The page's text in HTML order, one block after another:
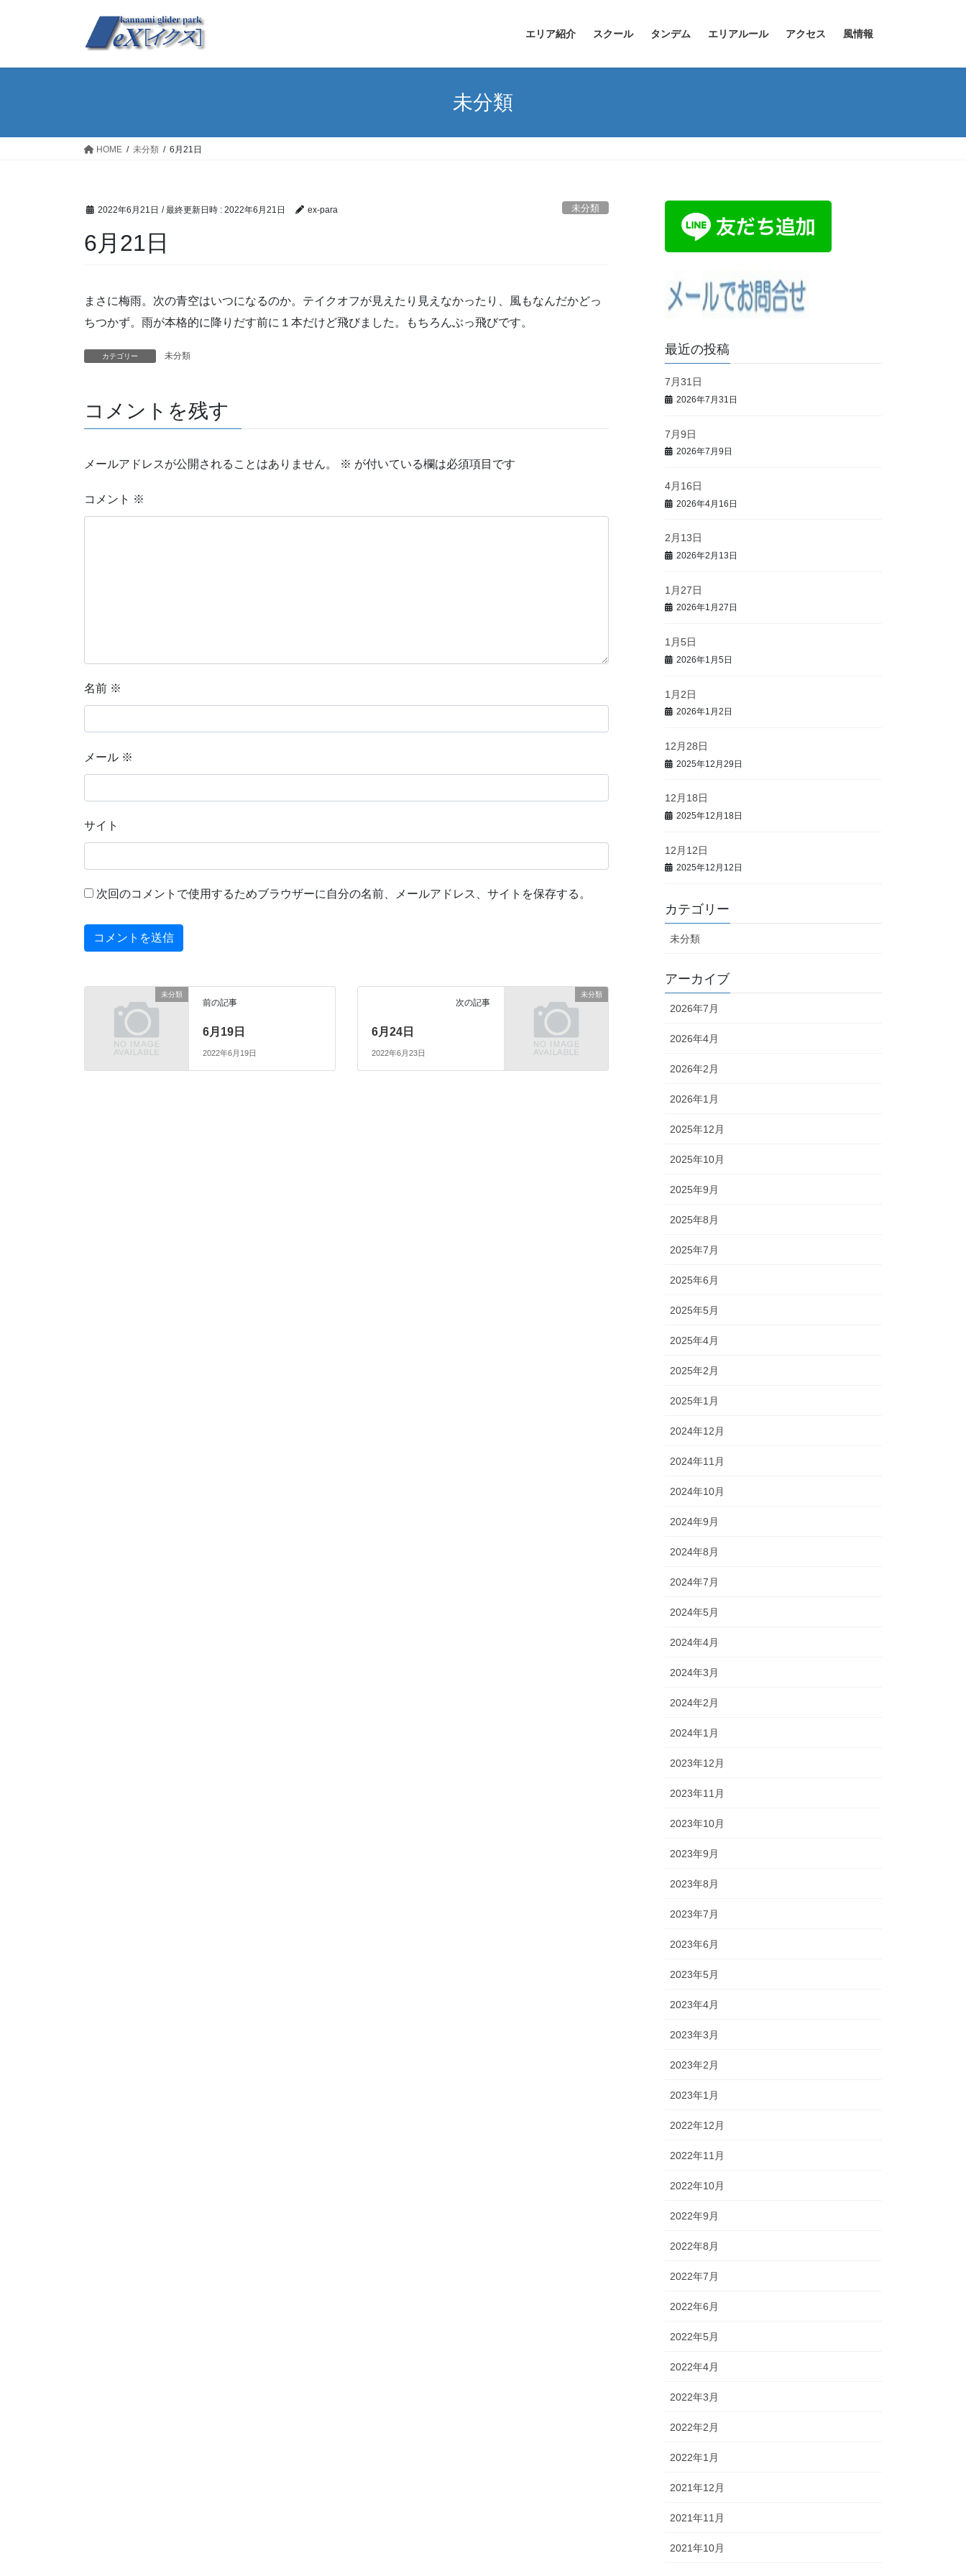
エリア紹介 スクール タンデム エリアルール アクセス 風情報
未分類
HOME 未分類 6月21日
2022年6月21日 / 最終更新日時 : 2022年6月21日 ex-para 未分類
6月21日
まさに梅雨。次の青空はいつになるのか。テイクオフが見えたり見えなかったり、風もなんだかどっ
ちつかず。雨が本格的に降りだす前に１本だけど飛びました。もちろんぶっ飛びです。
カテゴリー 未分類
コメントを残す
メールアドレスが公開されることはありません。 ※ が付いている欄は必須項目です
コメント ※
名前 ※
メール ※
サイト
次回のコメントで使用するためブラウザーに自分の名前、メールアドレス、サイトを保存する。
未分類
前の記事
6月19日
2022年6月19日
未分類
次の記事
6月24日
2022年6月23日
最近の投稿
7月31日
2026年7月31日
7月9日
2026年7月9日
4月16日
2026年4月16日
2月13日
2026年2月13日
1月27日
2026年1月27日
1月5日
2026年1月5日
1月2日
2026年1月2日
12月28日
2025年12月29日
12月18日
2025年12月18日
12月12日
2025年12月12日
カテゴリー
未分類
アーカイブ
2026年7月
2026年4月
2026年2月
2026年1月
2025年12月
2025年10月
2025年9月
2025年8月
2025年7月
2025年6月
2025年5月
2025年4月
2025年2月
2025年1月
2024年12月
2024年11月
2024年10月
2024年9月
2024年8月
2024年7月
2024年5月
2024年4月
2024年3月
2024年2月
2024年1月
2023年12月
2023年11月
2023年10月
2023年9月
2023年8月
2023年7月
2023年6月
2023年5月
2023年4月
2023年3月
2023年2月
2023年1月
2022年12月
2022年11月
2022年10月
2022年9月
2022年8月
2022年7月
2022年6月
2022年5月
2022年4月
2022年3月
2022年2月
2022年1月
2021年12月
2021年11月
2021年10月